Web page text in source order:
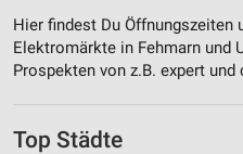
Hier findest Du Öffnungszeiten
Elektromärkte in Fehmarn und
Prospekten von z.B. expert
Top Städte